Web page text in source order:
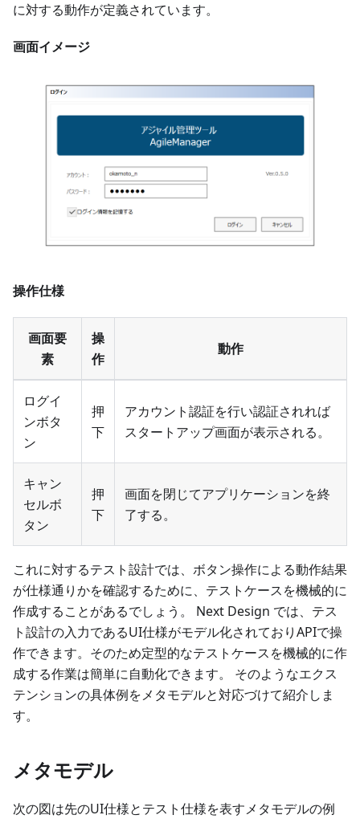
に対する動作が定義されています。
画面イメージ
操作仕様
画面要
素
操
作
動作
ログイ
ンボタ
ン
押
下
アカウント認証を行い認証されれば
スタートアップ画面が表示される。
キャン
セルボ
タン
押
下
画面を閉じてアプリケーションを終
了する。
これに対するテスト設計では、ボタン操作による動作結果
が仕様通りかを確認するために、テストケースを機械的に
作成することがあるでしょう。 Next Design では、テス
ト設計の入力であるUI仕様がモデル化されておりAPIで操
作できます。そのため定型的なテストケースを機械的に作
成する作業は簡単に自動化できます。 そのようなエクス
テンションの具体例をメタモデルと対応づけて紹介しま
す。
メタモデル
次の図は先のUI仕様とテスト仕様を表すメタモデルの例